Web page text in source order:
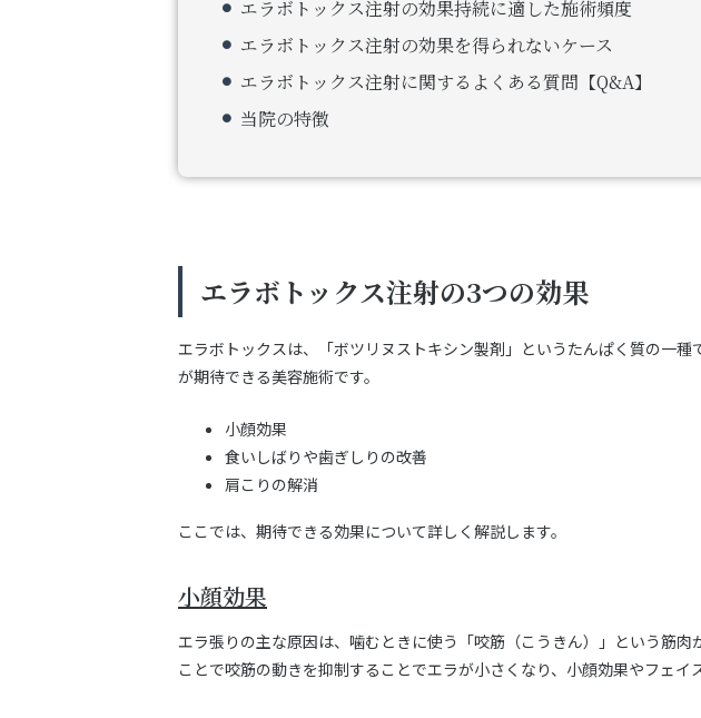
エラボトックス注射の効果持続に適した施術頻度
エラボトックス注射の効果を得られないケース
エラボトックス注射に関するよくある質問【Q&A】
当院の特徴
エラボトックス注射の3つの効果
エラボトックスは、「ボツリヌストキシン製剤」というたんぱく質の一
が期待できる美容施術です。
小顔効果
食いしばりや歯ぎしりの改善
肩こりの解消
ここでは、期待できる効果について詳しく解説します。
小顔効果
エラ張りの主な原因は、噛むときに使う「咬筋（こうきん）」という筋
ことで咬筋の動きを抑制することでエラが小さくなり、小顔効果やフェイ